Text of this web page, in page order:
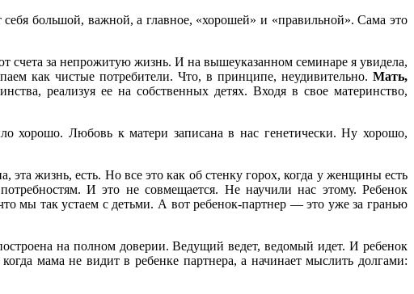
большой, важной, а главное, «хорошей» и «правильной». Сама это
счета за непрожитую жизнь. И на вышеуказанном семинаре я увидела,
как чистые потребители. Что, в принципе, неудивительно. Мать,
реализуя ее на собственных детях. Входя в свое материнство,
хорошо. Любовь к матери записана в нас генетически. Ну хорошо,
эта жизнь, есть. Но все это как об стенку горох, когда у женщины есть
И это не совмещается. Не научили нас этому. Ребенок
мы так устаем с детьми. А вот ребенок-партнер — это уже за гранью
на полном доверии. Ведущий ведет, ведомый идет. И ребенок
мама не видит в ребенке партнера, а начинает мыслить долгами: